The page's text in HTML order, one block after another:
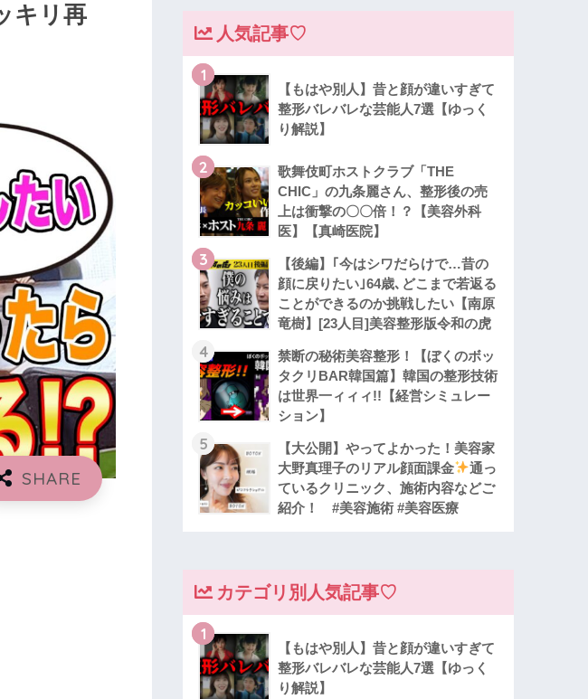
キリ再
人気記事♡
1
【もはや別人】昔と顔が違いすぎて
整形バレバレな芸能人7選【ゆっく
り解説】
2
歌舞伎町ホストクラブ「THE
CHIC」の九条麗さん、整形後の売
上は衝撃の〇〇倍！？【美容外科
医】【真崎医院】
3
【後編】｢今はシワだらけで…昔の
顔に戻りたい｣64歳､どこまで若返る
ことができるのか挑戦したい【南原
竜樹】[23人目]美容整形版令和の虎
4
禁断の秘術美容整形！【ぼくのボッ
タクリBAR韓国篇】韓国の整形技術
は世界一ィィィ!!【経営シミュレー
ション】
5
【大公開】やってよかった！美容家
大野真理子のリアル顔面課金
通っ
ているクリニック、施術内容などご
紹介！ #美容施術 #美容医療
カテゴリ別人気記事♡
1
【もはや別人】昔と顔が違いすぎて
整形バレバレな芸能人7選【ゆっく
り解説】